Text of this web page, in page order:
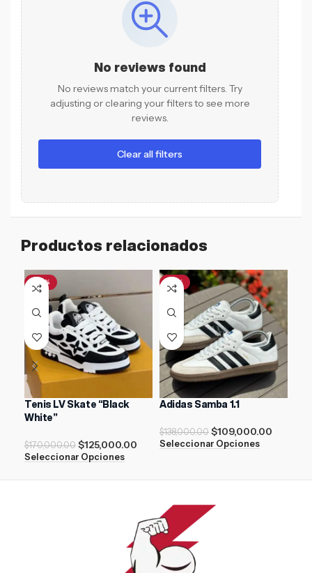
No reviews found
No reviews match your current filters. Try
adjusting or clearing your filters to see more
reviews.
Clear all filters
Productos relacionados
-26%
Tenis LV Skate “Black
White”
$170,000.00 $125,000.00
Seleccionar Opciones
-21%
Adidas Samba 1.1
$138,000.00 $109,000.00
Seleccionar Opciones